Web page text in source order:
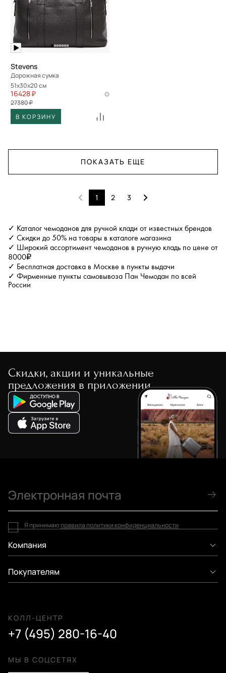
Stevens
Дорожная сумка
51x30x20 см
16428 ₽
27380 ₽
В КОРЗИНУ
ПОКАЗАТЬ ЕЩЕ
1 2 3
✓ Каталог чемоданов для ручной клади от известных брендов
✓ Скидки до 50% на товары в каталоге магазина
✓ Широкий ассортимент чемоданов в ручную кладь по цене от
8000₽
✓ Бесплатная доставка в Москве в пункты выдачи
✓ Фирменные пункты самовывоза Пан Чемодан по всей
России
Скидки, акции и уникальные
предложения в приложении
Компания
Покупателям
КОЛЛ-ЦЕНТР
+7 (495) 280-16-40
МЫ В СОЦСЕТЯХ
Я принимаю правила политики конфиденциальности